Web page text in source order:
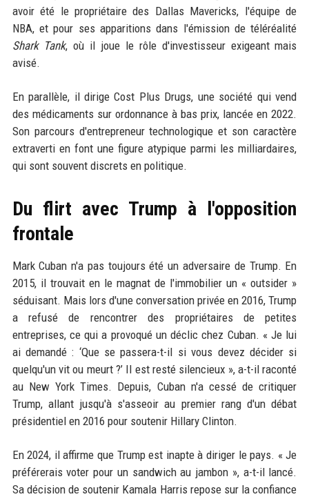
avoir été le propriétaire des Dallas Mavericks, l'équipe de
NBA, et pour ses apparitions dans l'émission de téléréalité
Shark Tank, où il joue le rôle d'investisseur exigeant mais
avisé.
En parallèle, il dirige Cost Plus Drugs, une société qui vend
des médicaments sur ordonnance à bas prix, lancée en 2022.
Son parcours d'entrepreneur technologique et son caractère
extraverti en font une figure atypique parmi les milliardaires,
qui sont souvent discrets en politique.
Du flirt avec Trump à l'opposition
frontale
Mark Cuban n'a pas toujours été un adversaire de Trump. En
2015, il trouvait en le magnat de l'immobilier un « outsider »
séduisant. Mais lors d'une conversation privée en 2016, Trump
a refusé de rencontrer des propriétaires de petites
entreprises, ce qui a provoqué un déclic chez Cuban. « Je lui
ai demandé : ‘Que se passera-t-il si vous devez décider si
quelqu'un vit ou meurt ?’ Il est resté silencieux », a-t-il raconté
au New York Times. Depuis, Cuban n'a cessé de critiquer
Trump, allant jusqu'à s'asseoir au premier rang d'un débat
présidentiel en 2016 pour soutenir Hillary Clinton.
En 2024, il affirme que Trump est inapte à diriger le pays. « Je
préférerais voter pour un sandwich au jambon », a-t-il lancé.
Sa décision de soutenir Kamala Harris repose sur la confiance